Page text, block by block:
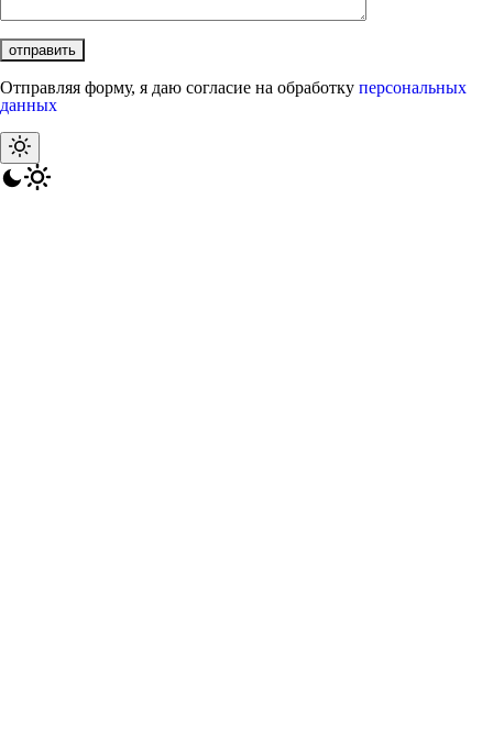
Отправляя форму, я даю согласие на обработку персональных
данных